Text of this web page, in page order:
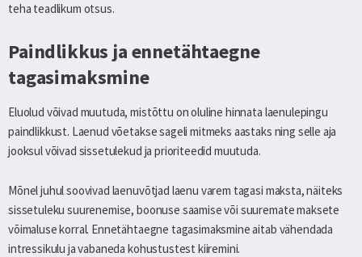
teha teadlikum otsus.
Paindlikkus ja ennetähtaegne
tagasimaksmine
Eluolud võivad muutuda, mistõttu on oluline hinnata laenulepingu
paindlikkust. Laenud võetakse sageli mitmeks aastaks ning selle aja
jooksul võivad sissetulekud ja prioriteedid muutuda.
Mõnel juhul soovivad laenuvõtjad laenu varem tagasi maksta, näiteks
sissetuleku suurenemise, boonuse saamise või suuremate maksete
võimaluse korral. Ennetähtaegne tagasimaksmine aitab vähendada
intressikulu ja vabaneda kohustustest kiiremini.